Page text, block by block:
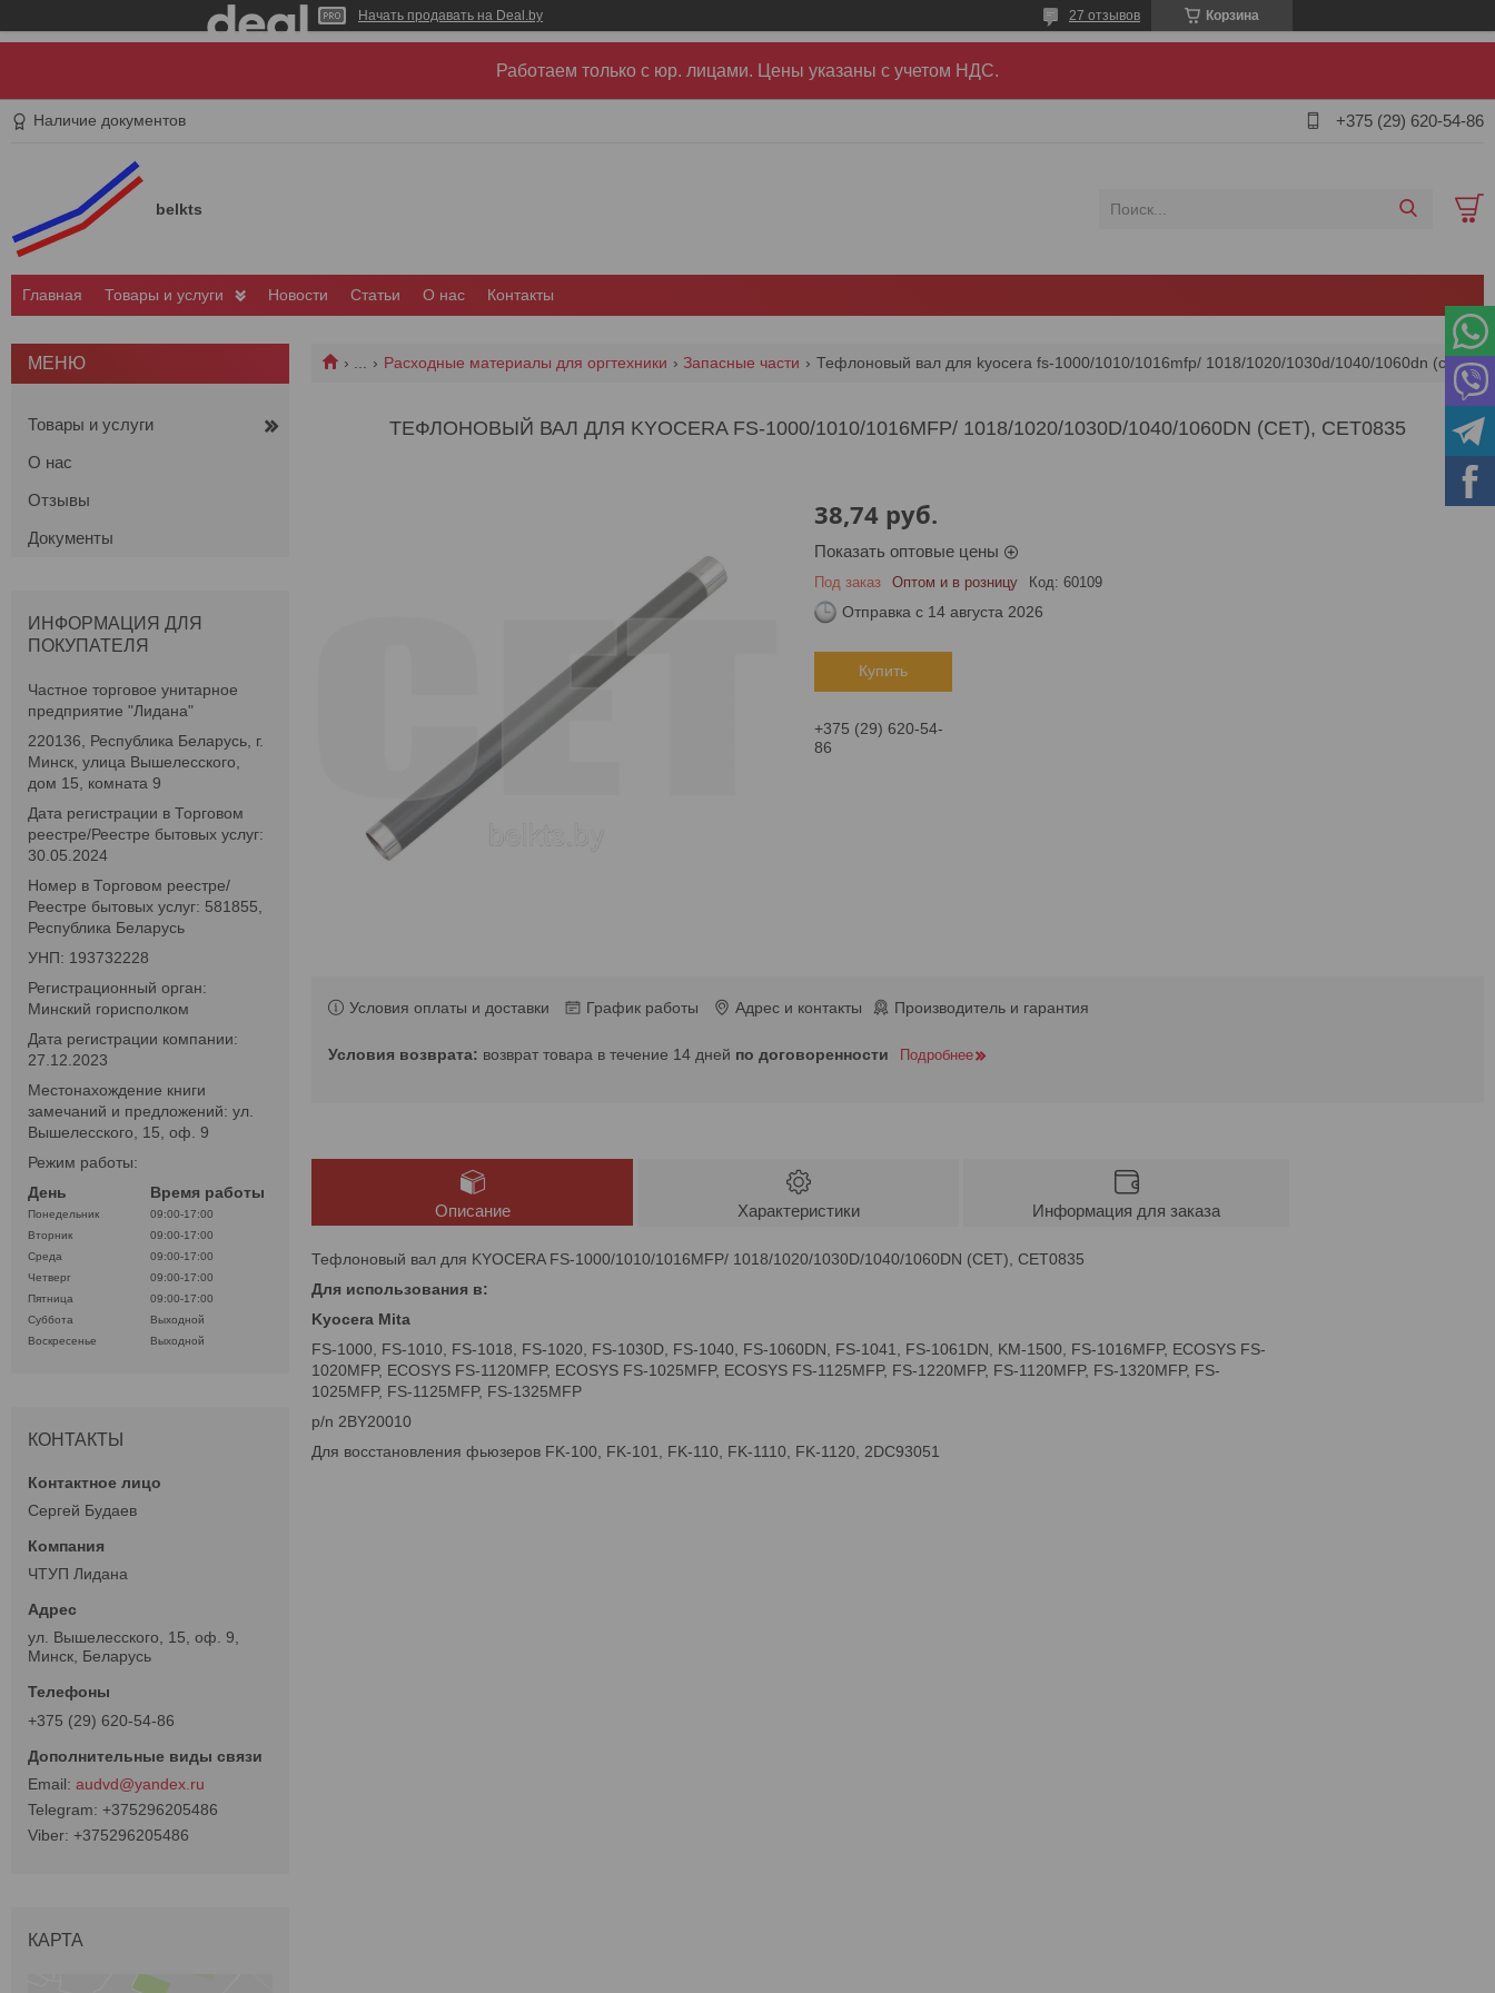
Начать продавать на Deal.by Корзина
27 отзывов
Работаем только с юр. лицами. Цены указаны c учетом НДС.
Наличие документов +375 (29) 620-54-86
belkts
Главная Товары и услуги Новости Статьи О нас Контакты
Расходные материалы для оргтехники Запасные части Тефлоновый вал для kyocera fs-1000/1010/1016mfp/ 1018/1020/1030d/1040/1060dn (cet), cet0835
ТЕФЛОНОВЫЙ ВАЛ ДЛЯ KYOCERA FS-1000/1010/1016MFP/ 1018/1020/1030D/1040/1060DN (CET), CET0835
38,74 руб.
Показать оптовые цены
Под заказ Оптом и в розницу Код: 60109
Отправка с 14 августа 2026
Купить
+375 (29) 620-54-
86
Условия оплаты и доставки График работы Адрес и контакты Производитель и гарантия
возврат товара в течение 14 дней по договоренности Подробнее
Описание Характеристики Информация для заказа
Тефлоновый вал для KYOCERA FS-1000/1010/1016MFP/ 1018/1020/1030D/1040/1060DN (CET), CET0835
Для использования в:
Kyocera Mita
FS-1000, FS-1010, FS-1018, FS-1020, FS-1030D, FS-1040, FS-1060DN, FS-1041, FS-1061DN, KM-1500, FS-1016MFP, ECOSYS FS-
1020MFP, ECOSYS FS-1120MFP, ECOSYS FS-1025MFP, ECOSYS FS-1125MFP, FS-1220MFP, FS-1120MFP, FS-1320MFP, FS-
1025MFP, FS-1125MFP, FS-1325MFP
p/n 2BY20010
Для восстановления фьюзеров FK-100, FK-101, FK-110, FK-1110, FK-1120, 2DC93051
Товары и услуги
О нас
Отзывы
Документы
ИНФОРМАЦИЯ ДЛЯ
ПОКУПАТЕЛЯ
Частное торговое унитарное
предприятие "Лидана"
220136, Республика Беларусь, г.
Минск, улица Вышелесского,
дом 15, комната 9
Дата регистрации в Торговом
реестре/Реестре бытовых услуг:
30.05.2024
Номер в Торговом реестре/
Реестре бытовых услуг: 581855,
Республика Беларусь
УНП: 193732228
Регистрационный орган:
Минский горисполком
Дата регистрации компании:
27.12.2023
Местонахождение книги
замечаний и предложений: ул.
Вышелесского, 15, оф. 9
Режим работы:
День
Время работы
Понедельник
09:00-17:00
Вторник
09:00-17:00
Среда
09:00-17:00
Четверг
09:00-17:00
Пятница
09:00-17:00
Суббота
Выходной
Воскресенье
Выходной
КОНТАКТЫ
Сергей Будаев
ЧТУП Лидана
ул. Вышелесского, 15, оф. 9,
Минск, Беларусь
+375 (29) 620-54-86
audvd@yandex.ru
+375296205486
+375296205486
КАРТА